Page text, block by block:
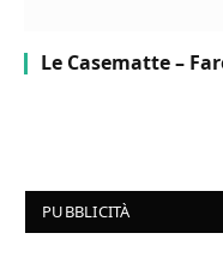
Le Casematte –
PUBBLICITÀ